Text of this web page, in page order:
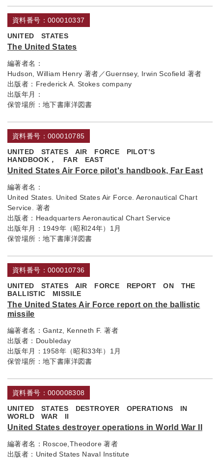
資料番号：000010337
UNITED STATES
The United States
編著者名：
Hudson, William Henry 著者／Guernsey, Irwin Scofield 著者
出版者： Frederick A. Stokes company
出版年月：
保管場所： 地下書庫洋図書
資料番号：000010785
UNITED STATES AIR FORCE PILOT’S
HANDBOOK， FAR EAST
United States Air Force pilot's handbook, Far East
編著者名：
United States. United States Air Force. Aeronautical Chart
Service. 著者
出版者： Headquarters Aeronautical Chart Service
出版年月： 1949年（昭和24年）1月
保管場所： 地下書庫洋図書
資料番号：000010736
UNITED STATES AIR FORCE REPORT ON THE
BALLISTIC MISSILE
The United States Air Force report on the ballistic
missile
編著者名： Gantz, Kenneth F. 著者
出版者： Doubleday
出版年月： 1958年（昭和33年）1月
保管場所： 地下書庫洋図書
資料番号：000008308
UNITED STATES DESTROYER OPERATIONS IN
WORLD WAR II
United States destroyer operations in World War II
編著者名： Roscoe,Theodore 著者
出版者： United States Naval Institute